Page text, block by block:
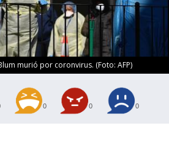
murió por coronvirus. (Foto: AFP)
0 0 0